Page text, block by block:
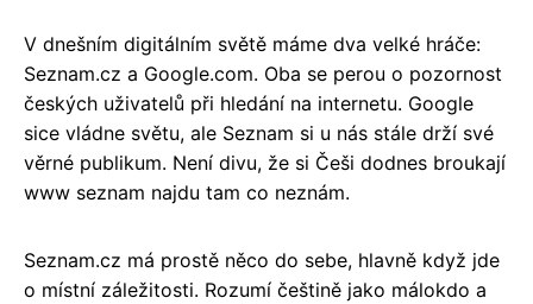
V dnešním digitálním světě máme dva velké hráče:
Seznam.cz a Google.com. Oba se perou o pozornost
českých uživatelů při hledání na internetu. Google
sice vládne světu, ale Seznam si u nás stále drží své
věrné publikum. Není divu, že si Češi dodnes broukají
www seznam najdu tam co neznám.
Seznam.cz má prostě něco do sebe, hlavně když jde
o místní záležitosti. Rozumí češtině jako málokdo a